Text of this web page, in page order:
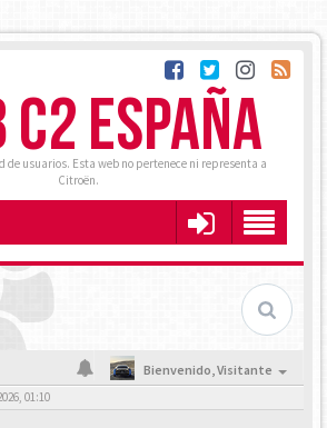
C2 ESPAÑA
de usuarios. Esta web no pertenece ni representa a
Citroën.
Bienvenido,Visitante
01:10